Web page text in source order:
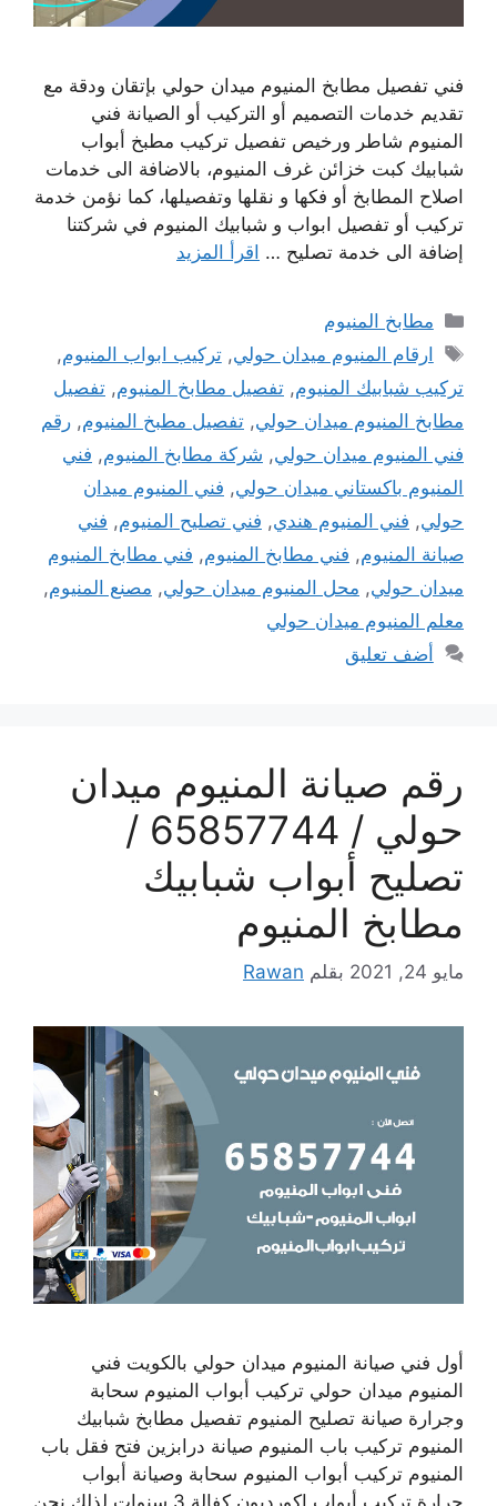
فني تفصيل مطابخ المنيوم ميدان حولي بإتقان ودقة مع
تقديم خدمات التصميم أو التركيب أو الصيانة فني
المنيوم شاطر ورخيص تفصيل تركيب مطبخ أبواب
شبابيك كبت خزائن غرف المنيوم، بالاضافة الى خدمات
اصلاح المطابخ أو فكها و نقلها وتفصيلها، كما نؤمن خدمة
تركيب أو تفصيل ابواب و شبابيك المنيوم في شركتنا
إضافة الى خدمة تصليح … اقرأ المزيد
التصنيفات
مطابخ المنيوم
الوسوم
ارقام المنيوم ميدان حولي,تركيب ابواب المنيوم,
تركيب شبابيك المنيوم, تفصيل مطابخ المنيوم, تفصيل
مطابخ المنيوم ميدان حولي, تفصيل مطبخ المنيوم, رقم
فني المنيوم ميدان حولي, شركة مطابخ المنيوم, فني
المنيوم باكستاني ميدان حولي, فني المنيوم ميدان
حولي, فني المنيوم هندي, فني تصليح المنيوم, فني
صيانة المنيوم, فني مطابخ المنيوم, فني مطابخ المنيوم
ميدان حولي, محل المنيوم ميدان حولي, مصنع المنيوم,
معلم المنيوم ميدان حولي
أضف تعليق
رقم صيانة المنيوم ميدان
حولي / 65857744 /
تصليح أبواب شبابيك
مطابخ المنيوم
مايو 24, 2021 بقلم Rawan
أول فني صيانة المنيوم ميدان حولي بالكويت فني
المنيوم ميدان حولي تركيب أبواب المنيوم سحابة
وجرارة صيانة تصليح المنيوم تفصيل مطابخ شبابيك
المنيوم تركيب باب المنيوم صيانة درابزين فتح فقل باب
المنيوم تركيب أبواب المنيوم سحابة وصيانة أبواب
جرارة تركيب أبواب اكورديون كفالة 3 سنوات لذلك نحن